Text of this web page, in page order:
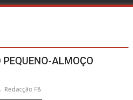
PEQUENO-ALMOÇO
Redacção F8